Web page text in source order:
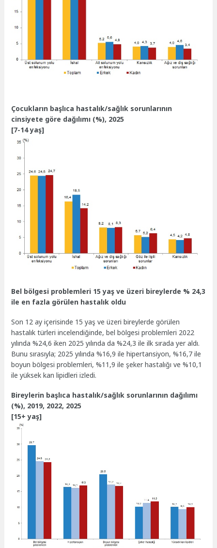
Çocukların başlıca hastalık/sağlık sorunlarının
cinsiyete göre dağılımı (%), 2025
[7-14 yaş]
Bel bölgesi problemleri 15 yaş ve üzeri bireylerde % 24,3
ile en fazla görülen hastalık oldu
Son 12 ay içerisinde 15 yaş ve üzeri bireylerde görülen
hastalık türleri incelendiğinde, bel bölgesi problemleri 2022
yılında %24,6 iken 2025 yılında da %24,3 ile ilk sırada yer aldı.
Bunu sırasıyla; 2025 yılında %16,9 ile hipertansiyon, %16,7 ile
boyun bölgesi problemleri, %11,9 ile şeker hastalığı ve %10,1
ile yüksek kan lipidleri izledi.
Bireylerin başlıca hastalık/sağlık sorunlarının dağılımı
(%), 2019, 2022, 2025
[15+ yaş]